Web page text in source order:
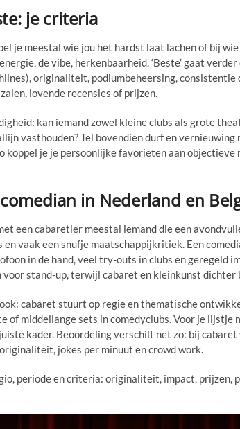
je criteria
je meestal wie jou het hardst laat lachen of bij
de vibe, herkenbaarheid. ‘Beste’ gaat
originaliteit, podiumbeheersing,
lovende recensies of prijzen.
kan iemand zowel kleine clubs als grote
vasthouden? Tel bovendien durf en vernieuwing
koppel je je persoonlijke favorieten aan
in Nederland en
een cabaretier meestal iemand die een
vaak een snufje maatschappijkritiek. Een
in de hand, veel try-outs in clubs en geregeld
voor stand-up, terwijl cabaret en kleinkunst
cabaret stuurt op regie en thematische
of middellange sets in comedyclubs. Voor je lijstje
kader. Beoordeling verschilt net zo: bij
jokes per minuut en crowd work.
periode en criteria: originaliteit, impact, prijzen,